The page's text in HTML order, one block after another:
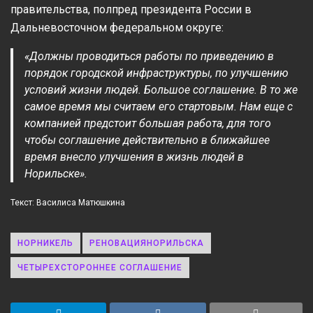
правительства, полпред президента России в
Дальневосточном федеральном округе:
«Должны проводиться работы по приведению в
порядок городской инфраструктуры, по улучшению
условий жизни людей. Большое соглашение. В то же
самое время мы считаем его стартовым. Нам еще с
компанией предстоит большая работа, для того
чтобы соглашение действительно в ближайшее
время внесло улучшения в жизнь людей в
Норильске».
Текст: Василиса Матюшкина
НОРНИКЕЛЬ РЕНОВАЦИЯНОРИЛЬСКА
ЧЕТЫРЕХСТОРОННЕЕ СОГЛАШЕНИЕ